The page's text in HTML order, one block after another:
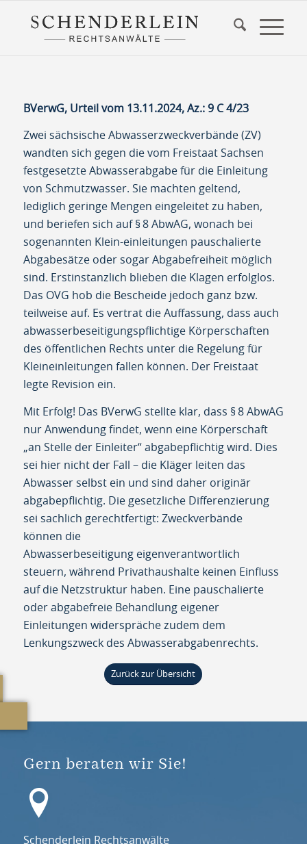
BVerwG, Urteil vom 13.11.2024, Az.: 9 C 4/23
Zwei sächsische Abwasserzweckverbände (ZV)
wandten sich gegen die vom Freistaat Sachsen
festgesetzte Abwasserabgabe für die Einleitung
von Schmutzwasser. Sie machten geltend,
lediglich geringe Mengen eingeleitet zu haben,
und beriefen sich auf § 8 AbwAG, wonach bei
sogenannten Klein-einleitungen pauschalierte
Abgabesätze oder sogar Abgabefreiheit möglich
sind. Erstinstanzlich blieben die Klagen erfolglos.
Das OVG hob die Bescheide jedoch ganz bzw.
teilweise auf. Es vertrat die Auffassung, dass auch
abwasserbeseitigungspflichtige Körperschaften
des öffentlichen Rechts unter die Regelung für
Kleineinleitungen fallen können. Der Freistaat
legte Revision ein.
Mit Erfolg! Das BVerwG stellte klar, dass § 8 AbwAG
nur Anwendung findet, wenn eine Körperschaft
„an Stelle der Einleiter“ abgabepflichtig wird. Dies
sei hier nicht der Fall – die Kläger leiten das
Abwasser selbst ein und sind daher originär
abgabepflichtig. Die gesetzliche Differenzierung
sei sachlich gerechtfertigt: Zweckverbände
können die
Abwasserbeseitigung eigenverantwortlich
steuern, während Privathaushalte keinen Einfluss
auf die Netzstruktur haben. Eine pauschalierte
oder abgabefreie Behandlung eigener
Einleitungen widerspräche zudem dem
Lenkungszweck des Abwasserabgabenrechts.
Zurück zur Übersicht
Gern beraten wir Sie!
Schenderlein Rechtsanwälte